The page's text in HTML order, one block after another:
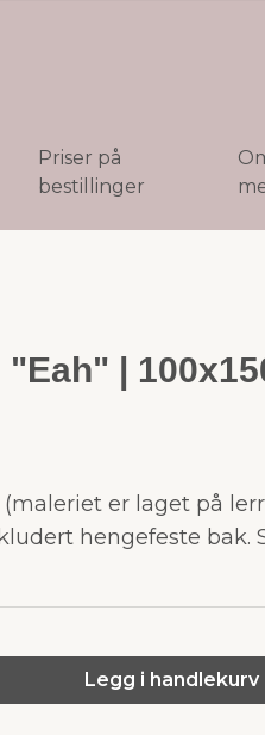
Priser på
bestillinger
|
er laget på
hengefeste bak.
Legg i handlekurv